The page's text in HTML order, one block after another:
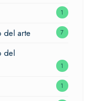
1
del arte 7
del
1
1